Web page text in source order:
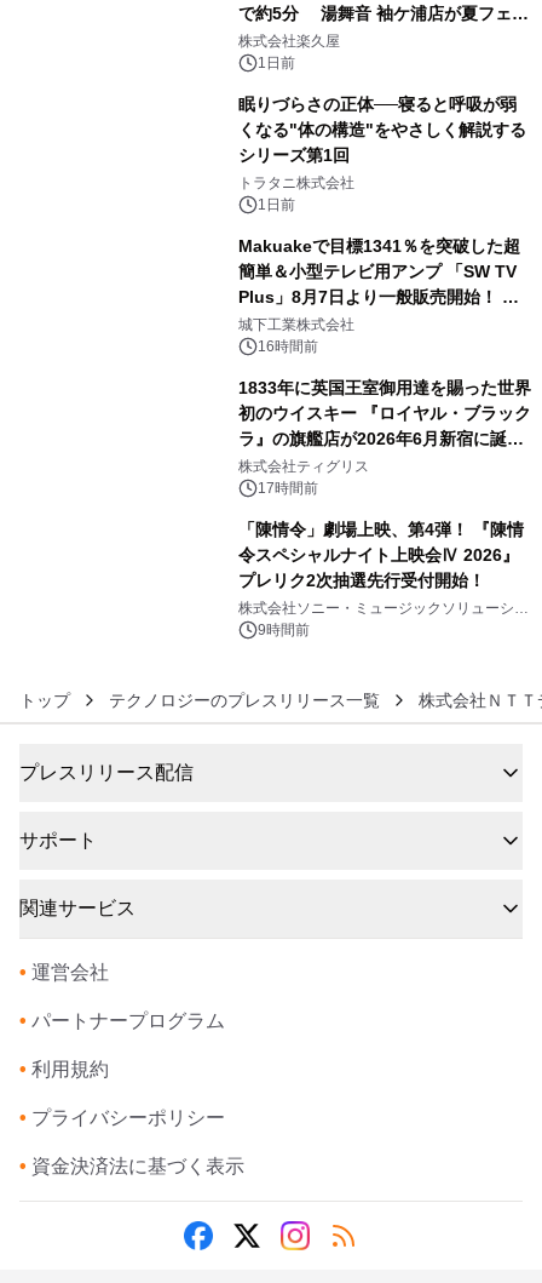
で約5分 湯舞音 袖ケ浦店が夏フェア
メニューを提供
株式会社楽久屋
1日前
眠りづらさの正体──寝ると呼吸が弱
くなる"体の構造"をやさしく解説する
シリーズ第1回
トラタニ株式会社
1日前
Makuakeで目標1341％を突破した超
簡単＆小型テレビ用アンプ 「SW TV
Plus」8月7日より一般販売開始！ ケ
ーブル1本つなぐだけ、テレビの音が
ぐっと豊かに
城下工業株式会社
16時間前
1833年に英国王室御用達を賜った世界
初のウイスキー 『ロイヤル・ブラック
ラ』の旗艦店が2026年6月新宿に誕
生 バカルディ ジャパンと連携した
没入型バー「BAR Arca」
株式会社ティグリス
17時間前
「陳情令」劇場上映、第4弾！ 『陳情
令スペシャルナイト上映会Ⅳ 2026』
プレリク2次抽選先行受付開始！
株式会社ソニー・ミュージックソリューショ
ンズ9時間前
トップ テクノロジーのプレスリリース一覧 株式会社ＮＴ
プレスリリース配信
サポート
関連サービス
• 運営会社
• パートナープログラム
• 利用規約
• プライバシーポリシー
• 資金決済法に基づく表示